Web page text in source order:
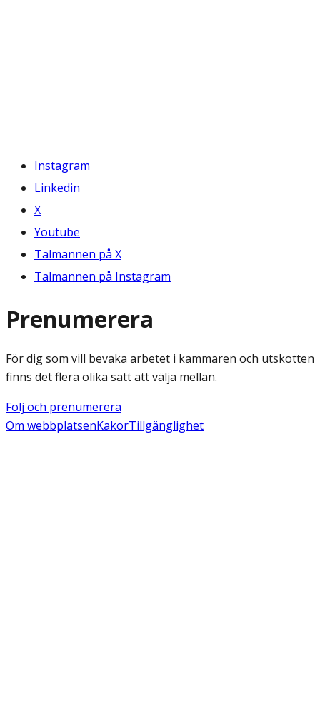
Instagram
Linkedin
X
Youtube
Talmannen på X
Talmannen på Instagram
Prenumerera
För dig som vill bevaka arbetet i kammaren och utskotten
finns det flera olika sätt att välja mellan.
Följ och prenumerera
Om webbplatsenKakorTillgänglighet